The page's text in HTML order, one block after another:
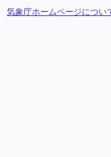
気象庁ホームページについ